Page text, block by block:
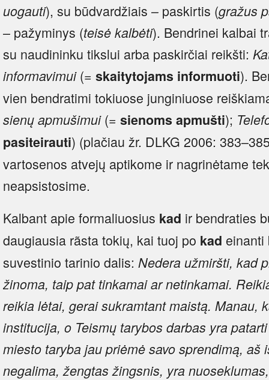
uogauti), su būdvardžiais – paskirtis (gražus
– pažyminys (teisė kalbėti). Bendrinei kalbai
su naudininku tikslui arba paskirčiai reikšti:
informavimui(= skaitytojams informuoti).
vien bendratimi tokiuose junginiuose
sienų apmušimui(= sienoms apmušti);
pasiteirauti) (plačiau žr. DLKG 2006:
vartosenos atvejų aptikome ir nagrinėtame
neapsistosime.
Kalbant apie formaliuosius kad ir bendraties
daugiausia rãsta tokių, kai tuoj po kad einanti
suvestinio tarinio dalis: Nedera užmiršti, kad
žinoma, taip pat tinkamai ar netinkamai.
reikia lėtai, gerai sukramtant maistą. Manau,
institucija, o Teismų tarybos darbas yra
miesto taryba jau priėmė savo sprendimą,
negalima, žengtas žingsnis, yra